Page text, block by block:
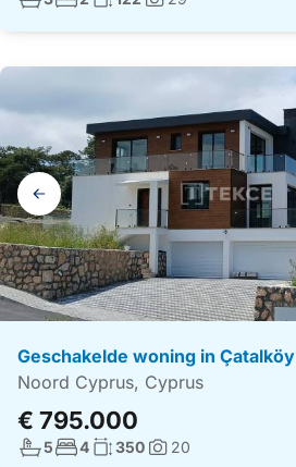
Foto's:
Galerij
navigatie
Geschakelde woning in Çatalköy
Noord Cyprus, Cyprus
€ 795.000
Aantal badkamers:
5Aantal slaapkamers:
4Woonoppervlakte:
350Foto's:
20